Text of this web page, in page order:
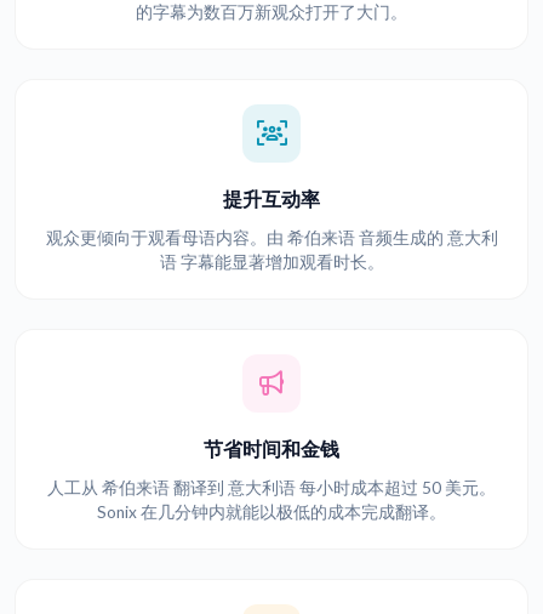
的字幕为数百万新观众打开了大门。
提升互动率
观众更倾向于观看母语内容。由 希伯来语 音频生成的 意大利
语 字幕能显著增加观看时长。
节省时间和金钱
人工从 希伯来语 翻译到 意大利语 每小时成本超过 50 美元。
Sonix 在几分钟内就能以极低的成本完成翻译。